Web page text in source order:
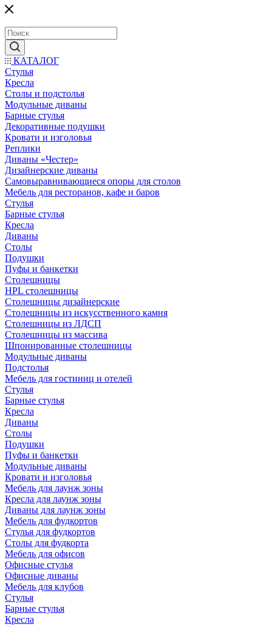
КАТАЛОГ
Стулья
Кресла
Столы и подстолья
Модульные диваны
Барные стулья
Декоративные подушки
Кровати и изголовья
Реплики
Диваны «Честер»
Дизайнерские диваны
Самовыравнивающиеся опоры для столов
Мебель для ресторанов, кафе и баров
Стулья
Барные стулья
Кресла
Диваны
Столы
Подушки
Пуфы и банкетки
Столешницы
HPL столешницы
Столешницы дизайнерские
Столешницы из искусственного камня
Столешницы из ЛДСП
Столешницы из массива
Шпонированные столешницы
Модульные диваны
Подстолья
Мебель для гостиниц и отелей
Стулья
Барные стулья
Кресла
Диваны
Столы
Подушки
Пуфы и банкетки
Модульные диваны
Кровати и изголовья
Мебель для лаунж зоны
Кресла для лаунж зоны
Диваны для лаунж зоны
Мебель для фудкортов
Стулья для фудкортов
Столы для фудкорта
Мебель для офисов
Офисные стулья
Офисные диваны
Мебель для клубов
Стулья
Барные стулья
Кресла